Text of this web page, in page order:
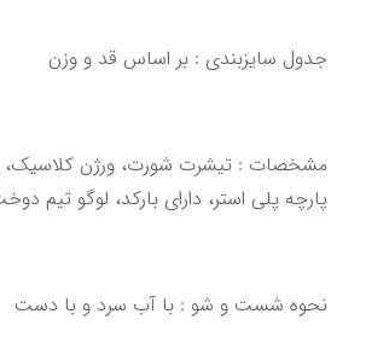
‌پارچه پلی استر، دارای بارکد، لوگو تیم دوخت‌‌‌،‌ قواره
نحوه شست و شو : با آب سرد و با دست